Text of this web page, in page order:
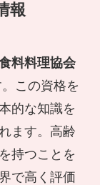
報
料料理協会
この資格を
的な知識を
ます。高齢
持つことを
で高く評価